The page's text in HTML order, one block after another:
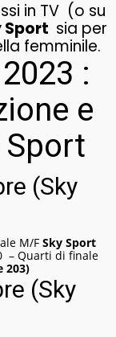
in TV (o su
Sport sia per
femminile.
:
e
(Sky
M/F Sky Sport
– Quarti di finale
203)
(Sky